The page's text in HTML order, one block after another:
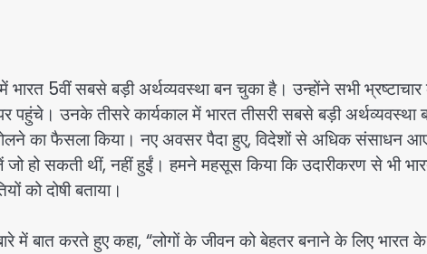
भारत 5वीं सबसे बड़ी अर्थव्यवस्था बन चुका है। उन्होंने सभी भ्रष्टाचार
पहुंचे। उनके तीसरे कार्यकाल में भारत तीसरी सबसे बड़ी अर्थव्यवस्था
का फैसला किया। नए अवसर पैदा हुए, विदेशों से अधिक संसाधन
सकती थीं, नहीं हुईं। हमने महसूस किया कि उदारीकरण से भी
को दोषी बताया।
में बात करते हुए कहा, “लोगों के जीवन को बेहतर बनाने के लिए भारत के